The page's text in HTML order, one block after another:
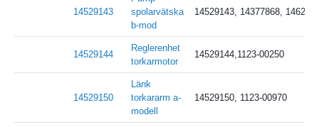
14529143
spolarvätska
b-mod
14529143, 14377868,
14529144
Reglerenhet
torkarmotor
14529144,1123-00250
14529150
Länk
torkararm a-
modell
14529150, 1123-00970